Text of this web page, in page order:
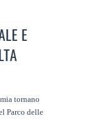
E
tornano
Parco delle